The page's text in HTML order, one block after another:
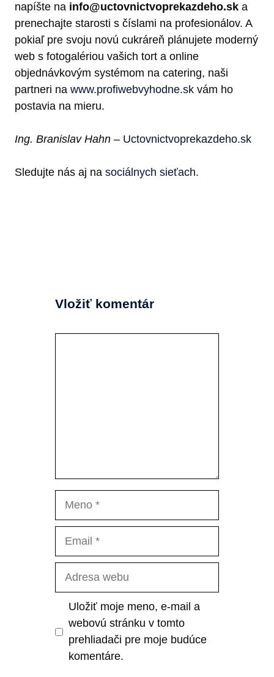
napíšte na info@uctovnictvoprekazdeho.sk a
prenechajte starosti s číslami na profesionálov. A
pokiaľ pre svoju novú cukráreň plánujete moderný
web s fotogalériou vašich tort a online
objednávkovým systémom na catering, naši
partneri na www.profiwebvyhodne.sk vám ho
postavia na mieru.
Ing. Branislav Hahn – Uctovnictvoprekazdeho.sk
Sledujte nás aj na sociálnych sieťach.
Vložiť komentár
Adresa
Uložiť moje meno, e-mail a
webovú stránku v tomto
prehliadači pre moje budúce
komentáre.